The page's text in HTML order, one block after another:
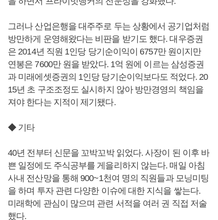
그러나 산업은행을 대주주로 두는 상황에서 공기업처럼
방만하게 운영해왔다는 비판을 받기도 했다. 대우증권
은 2014년 직원 1인당 당기순이익이 6757만 원이지만
연봉은 7600만 원을 받았다. 1억 원에 이르는 삼성증권
과 미래에셋증권의 1인당 당기순이익보다도 적었다. 20
15년 초 구조조정도 실시하지 않아 방만경영의 책임을
져야 한다는 지적이 제기됐다.
◆ 기타
40년 전부터 신문을 꼬박꼬박 읽었다. 사장이 된 이후 바
쁜 일정에도 주식공부를 게을리하지 않는다. 매일 아침
사내 전산망을 통해 900~1천여 명의 직원들과 모닝미팅
을 하며 투자 관련 다양한 이슈에 대한 지식을 쌓는다.
미래학에 관심이 많으며 관련 서적을 여러 권 직접 저술
했다.